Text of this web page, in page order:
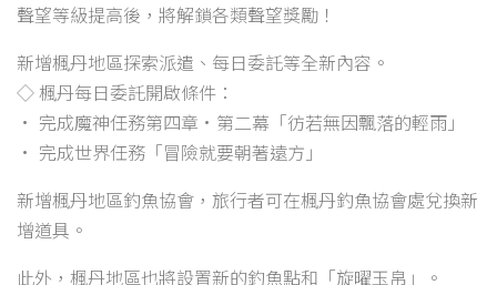
聲望等級提高後，將解鎖各類聲望獎勵！
新增楓丹地區探索派遣、每日委託等全新內容。
◇ 楓丹每日委託開啟條件：
• 完成魔神任務第四章·第二幕「彷若無因飄落的輕雨」
• 完成世界任務「冒險就要朝著遠方」
新增楓丹地區釣魚協會，旅行者可在楓丹釣魚協會處兌換新
增道具。
此外，楓丹地區也將設置新的釣魚點和「旋曜玉帛」。